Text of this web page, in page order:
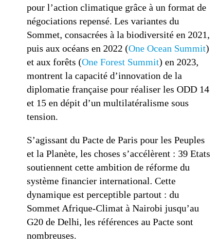
pour l’action climatique grâce à un format de
négociations repensé. Les variantes du
Sommet, consacrées à la biodiversité en 2021,
puis aux océans en 2022 (One Ocean Summit)
et aux forêts (One Forest Summit) en 2023,
montrent la capacité d’innovation de la
diplomatie française pour réaliser les ODD 14
et 15 en dépit d’un multilatéralisme sous
tension.
S’agissant du Pacte de Paris pour les Peuples
et la Planète, les choses s’accélèrent : 39 Etats
soutiennent cette ambition de réforme du
système financier international. Cette
dynamique est perceptible partout : du
Sommet Afrique-Climat à Nairobi jusqu’au
G20 de Delhi, les références au Pacte sont
nombreuses.